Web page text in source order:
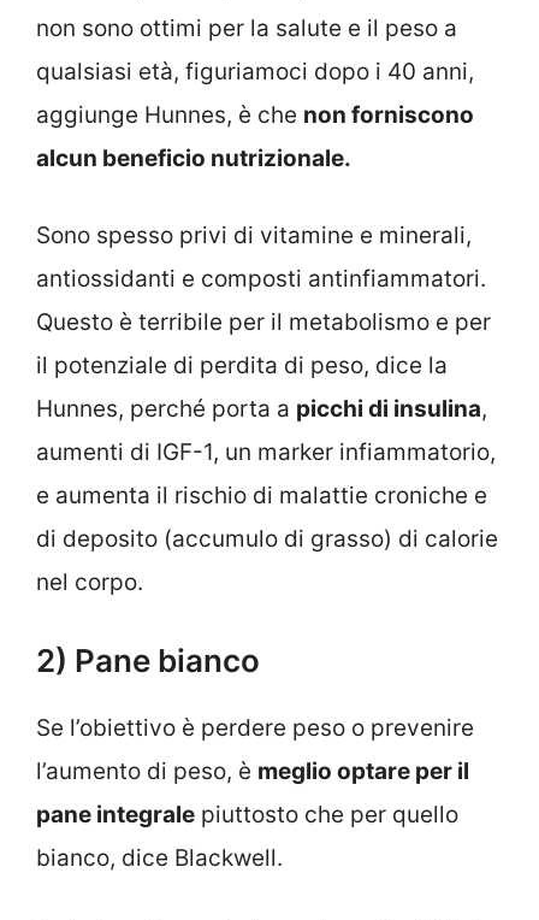
non sono ottimi per la salute e il peso a
qualsiasi età, figuriamoci dopo i 40 anni,
aggiunge Hunnes, è che non forniscono
alcun beneficio nutrizionale.
Sono spesso privi di vitamine e minerali,
antiossidanti e composti antinfiammatori.
Questo è terribile per il metabolismo e per
il potenziale di perdita di peso, dice la
Hunnes, perché porta a picchi di insulina,
aumenti di IGF-1, un marker infiammatorio,
e aumenta il rischio di malattie croniche e
di deposito (accumulo di grasso) di calorie
nel corpo.
2) Pane bianco
Se l’obiettivo è perdere peso o prevenire
l’aumento di peso, è meglio optare per il
pane integrale piuttosto che per quello
bianco, dice Blackwell.